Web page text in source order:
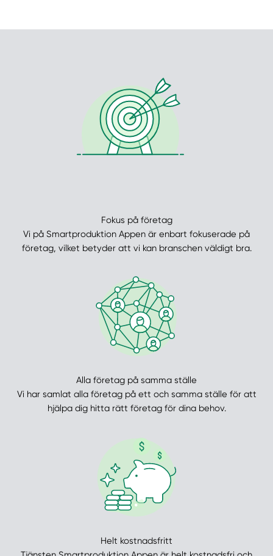
Välj tillvägagångssätt
Fokus på företag
Vi på Smartproduktion Appen är enbart fokuserade på
företag, vilket betyder att vi kan branschen väldigt bra.
Alla företag på samma ställe
Vi har samlat alla företag på ett och samma ställe för att
hjälpa dig hitta rätt företag för dina behov.
Helt kostnadsfritt